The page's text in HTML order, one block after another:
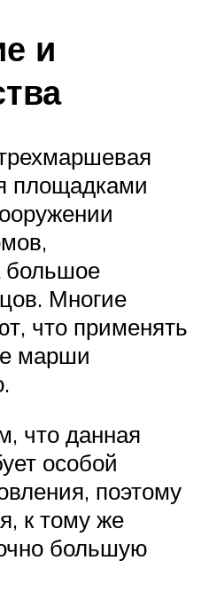
и
площадками
большое
Многие
что применять
марши
что данная
особой
поэтому
к тому же
большую